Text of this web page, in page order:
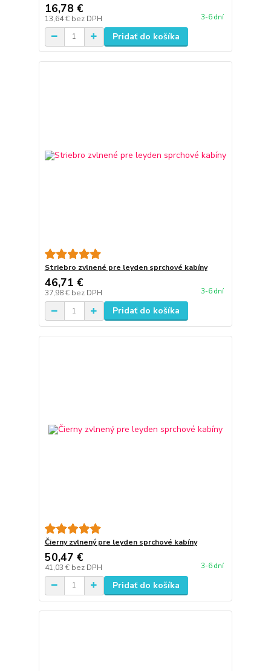
16,78 €
13,64 € bez DPH 3-6 dní
Pridať do košíka
Striebro zvlnené pre leyden sprchové kabíny
46,71 €
37,98 € bez DPH 3-6 dní
Pridať do košíka
Čierny zvlnený pre leyden sprchové kabíny
50,47 €
41,03 € bez DPH 3-6 dní
Pridať do košíka